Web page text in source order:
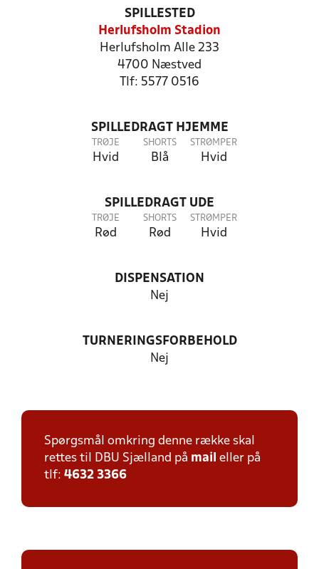
SPILLESTED
Herlufsholm Stadion
Herlufsholm Alle 233
4700 Næstved
Tlf: 5577 0516
SPILLEDRAGT HJEMME
TRØJE
Hvid
SHORTS
Blå
STRØMPER
Hvid
SPILLEDRAGT UDE
TRØJE
Rød
SHORTS
Rød
STRØMPER
Hvid
DISPENSATION
Nej
TURNERINGSFORBEHOLD
Nej
Spørgsmål omkring denne række skal
rettes til DBU Sjælland på mail eller på
tlf: 4632 3366